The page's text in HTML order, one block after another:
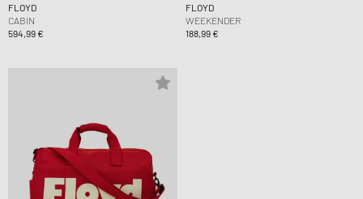
FLOYD
CABIN
594,99 €
FLOYD
WEEKENDER
188,99 €